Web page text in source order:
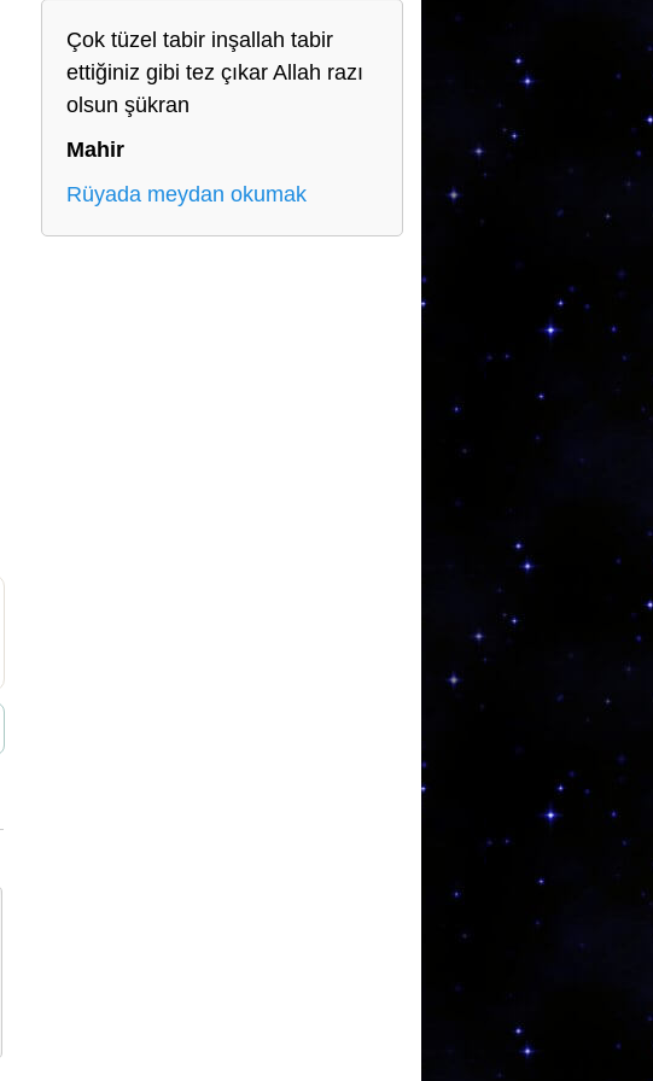
Çok tüzel tabir inşallah tabir
ettiğiniz gibi tez çıkar Allah razı
olsun şükran
Mahir
Rüyada meydan okumak